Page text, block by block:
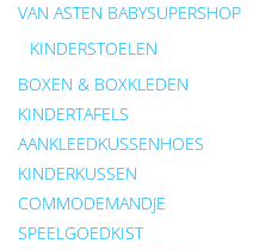
VAN ASTEN BABYSUPERSHOP
KINDERSTOELEN
BOXEN & BOXKLEDEN
KINDERTAFELS
AANKLEEDKUSSENHOES
KINDERKUSSEN
COMMODEMANDJE
SPEELGOEDKIST